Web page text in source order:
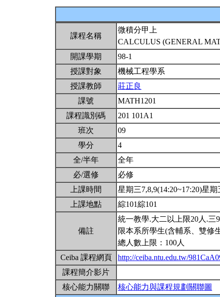
課程名稱
微積分甲上
CALCULUS (GENERAL
開課學期
98-1
授課對象
機械工程學系
授課教師
莊正良
課號
MATH1201
課程識別碼
201 101A1
班次
09
學分
4
全/半年
全年
必/選修
必修
上課時間
星期三7,8,9(14:20~17:20)星
上課地點
綜101綜101
備註
統一教學.大二以上限20人.三
限本系所學生(含輔系、雙修
總人數上限：100人
Ceiba 課程網頁
http://ceiba.ntu.edu.tw/
課程簡介影片
核心能力關聯
核心能力與課程規劃關聯圖